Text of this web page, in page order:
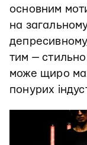
основним
на
тим —
може щиро
понурих